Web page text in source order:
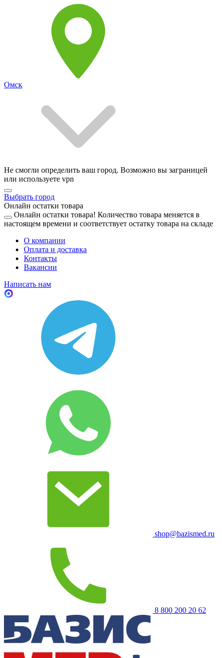
Омск
Не смогли определить ваш город. Возможно вы заграницей
или используете vpn
Выбрать город
Онлайн остатки товара
Онлайн остатки товара! Количество товара меняется в
настоящем времени и соответствует остатку товара на складе
О компании
Оплата и доставка
Контакты
Вакансии
Написать нам
shop@bazismed.ru
8 800 200 20 62